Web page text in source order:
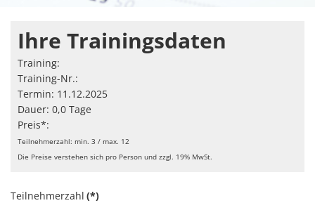
Ihre Trainingsdaten
Training:
Training-Nr.:
Termin: 11.12.2025
Dauer: 0,0 Tage
Preis*:
Teilnehmerzahl: min. 3 / max. 12
Die Preise verstehen sich pro Person und zzgl. 19% MwSt.
Teilnehmerzahl (*)